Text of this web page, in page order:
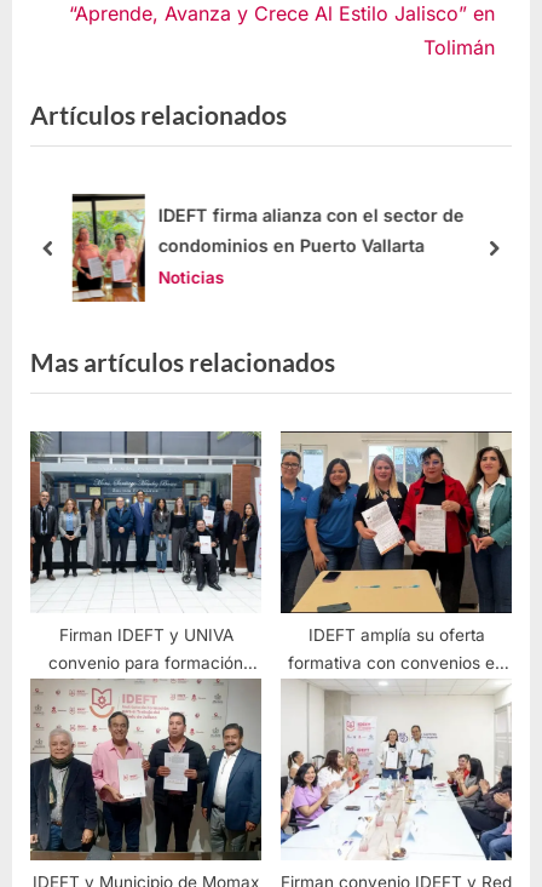
“Aprende, Avanza y Crece Al Estilo Jalisco” en
Tolimán
Artículos relacionados
IDEFT firma alianza con el sector de
condominios en Puerto Vallarta
Noticias
Mas artículos relacionados
Firman IDEFT y UNIVA
convenio para formación
profesional
IDEFT amplía su oferta
formativa con convenios en
Tuxcueca y Tizapán
IDEFT y Municipio de Momax Firman convenio IDEFT y Red